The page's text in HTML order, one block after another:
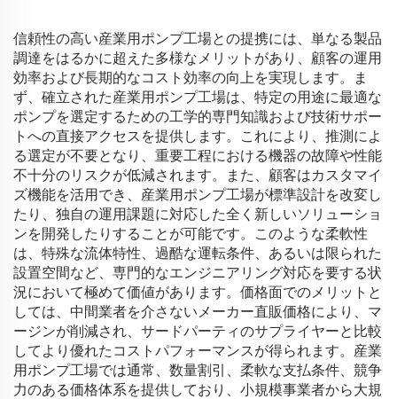
信頼性の高い産業用ポンプ工場との提携には、単なる製品
調達をはるかに超えた多様なメリットがあり、顧客の運用
効率および長期的なコスト効率の向上を実現します。ま
ず、確立された産業用ポンプ工場は、特定の用途に最適な
ポンプを選定するための工学的専門知識および技術サポー
トへの直接アクセスを提供します。これにより、推測によ
る選定が不要となり、重要工程における機器の故障や性能
不十分のリスクが低減されます。また、顧客はカスタマイ
ズ機能を活用でき、産業用ポンプ工場が標準設計を改変し
たり、独自の運用課題に対応した全く新しいソリューショ
ンを開発したりすることが可能です。このような柔軟性
は、特殊な流体特性、過酷な運転条件、あるいは限られた
設置空間など、専門的なエンジニアリング対応を要する状
況において極めて価値があります。価格面でのメリットと
しては、中間業者を介さないメーカー直販価格により、マ
ージンが削減され、サードパーティのサプライヤーと比較
してより優れたコストパフォーマンスが得られます。産業
用ポンプ工場では通常、数量割引、柔軟な支払条件、競争
力のある価格体系を提供しており、小規模事業者から大規